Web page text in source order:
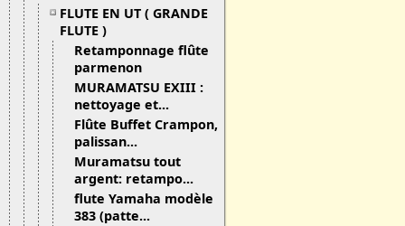
FLUTE EN UT ( GRANDE
FLUTE )
Retamponnage flûte
parmenon
MURAMATSU EXIII :
nettoyage et...
Flûte Buffet Crampon,
palissan...
Muramatsu tout
argent: retampo...
flute Yamaha modèle
383 (patte...